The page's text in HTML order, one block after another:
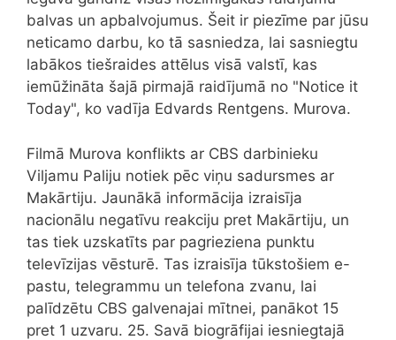
balvas un apbalvojumus. Šeit ir piezīme par jūsu
neticamo darbu, ko tā sasniedza, lai sasniegtu
labākos tiešraides attēlus visā valstī, kas
iemūžināta šajā pirmajā raidījumā no "Notice it
Today", ko vadīja Edvards Rentgens. Murova.
Filmā Murova konflikts ar CBS darbinieku
Viljamu Paliju notiek pēc viņu sadursmes ar
Makārtiju. Jaunākā informācija izraisīja
nacionālu negatīvu reakciju pret Makārtiju, un
tas tiek uzskatīts par pagrieziena punktu
televīzijas vēsturē. Tas izraisīja tūkstošiem e-
pastu, telegrammu un telefona zvanu, lai
palīdzētu CBS galvenajai mītnei, panākot 15
pret 1 uzvaru. 25. Savā biogrāfijai iesniegtajā